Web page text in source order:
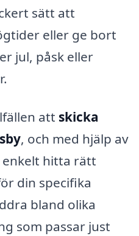
sätt att
eller ge bort
jul, påsk eller
att skicka
, och med hjälp av
hitta rätt
din specifika
bland olika
som passar just